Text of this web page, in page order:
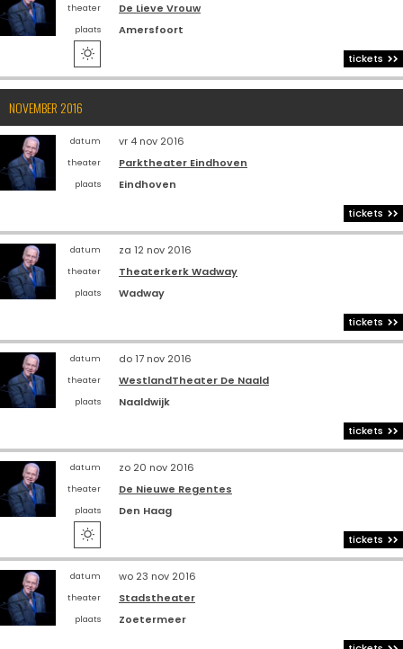
theater De Lieve Vrouw
plaats Amersfoort
 tickets
NOVEMBER 2016
datum vr 4 nov 2016
theater Parktheater Eindhoven
plaats
Eindhoven
tickets
datum za 12 nov 2016
theater Theaterkerk Wadway
plaats
Wadway
tickets
datum do 17 nov 2016
theater WestlandTheater De Naald
plaats
Naaldwijk
tickets
datum zo 20 nov 2016
theater De Nieuwe Regentes
plaats Den Haag
 tickets
datum wo 23 nov 2016
theater Stadstheater
plaats
Zoetermeer